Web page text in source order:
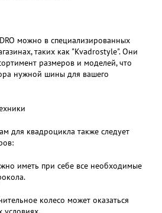
можно в специализированных
таких как "Kvadrostyle". Они
размеров и моделей, что
нужной шины для вашего
для квадроцикла также следует
иметь при себе все необходимые
колесо может оказаться